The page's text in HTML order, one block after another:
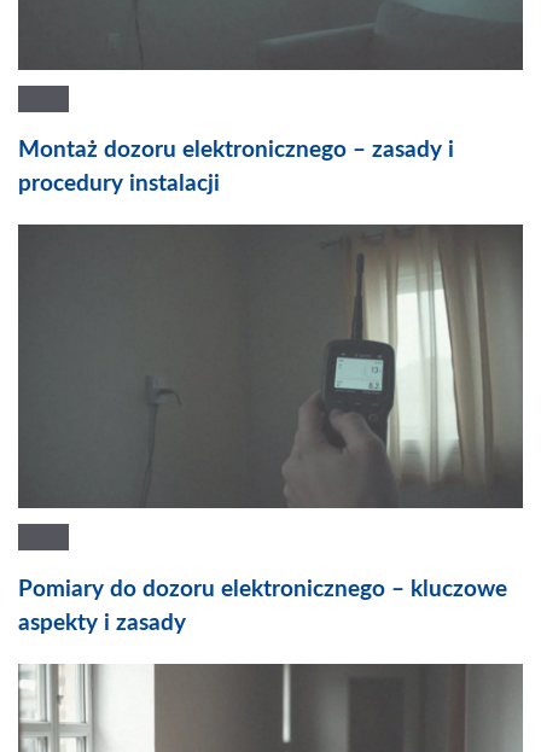
Montaż dozoru elektronicznego – zasady i
procedury instalacji
Pomiary do dozoru elektronicznego – kluczowe
aspekty i zasady